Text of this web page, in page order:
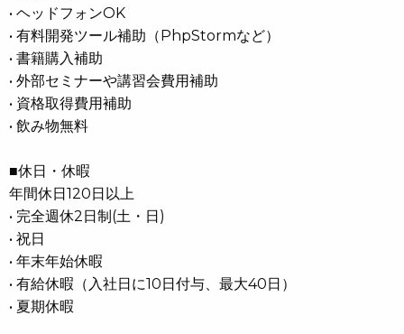
• ヘッドフォンOK
• 有料開発ツール補助（PhpStormなど）
• 書籍購入補助
• 外部セミナーや講習会費用補助
• 資格取得費用補助
• 飲み物無料
■休日・休暇
年間休日120日以上
• 完全週休2日制(土・日)
• 祝日
• 年末年始休暇
• 有給休暇（入社日に10日付与、最大40日）
• 夏期休暇